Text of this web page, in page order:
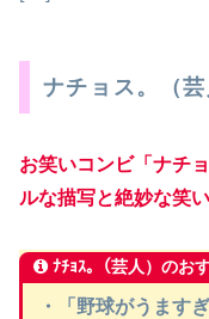
ナチョス。（
お笑いコンビ「 ナチョ
ルな描写と絶妙な笑
ﾅﾁｮｽ｡（芸人）のお
・
「野球がうます